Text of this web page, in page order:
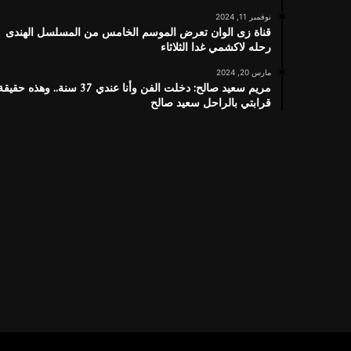
نوفمبر 11, 2024
قناة زى الوان تعرض الموسم الخامس من المسلسل الهندى
رحله لاكشمي غدا الثلاثاء
مارس 20, 2024
مريم سعيد صالح: دخلت الفن وأنا عندي 37 سنة.. وهذه
قرابتي بالراحل سعيد صالح